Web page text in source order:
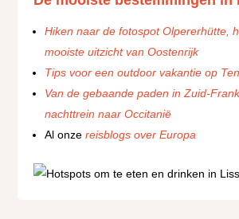
Hiken naar de fotospot Olpererhütte,
mooiste uitzicht van Oostenrijk
Tips voor een outdoor vakantie op
Van de gebaande paden in Zuid-
nachttrein naar Occitanië
Al onzereisblogs over Europa